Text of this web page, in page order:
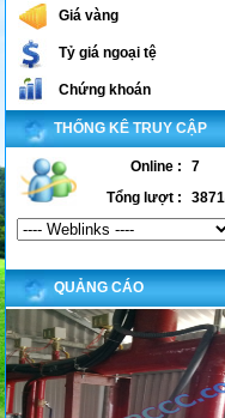
Giá vàng
Tỷ giá ngoại tệ
Chứng khoán
THỐNG KÊ TRUY CẬP
Online :
7
Tổng lượt :
QUẢNG CÁO